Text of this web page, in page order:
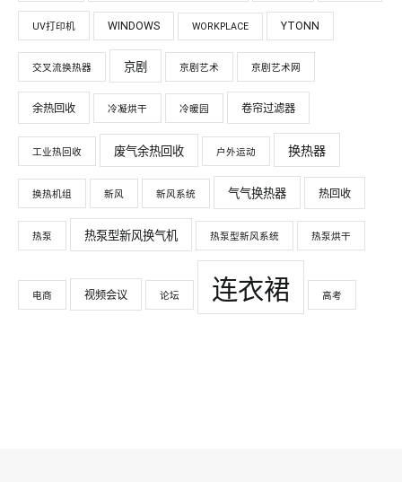
UV打印机 WINDOWS WORKPLACE YTONN
交叉流换热器 京剧 京剧艺术 京剧艺术网
余热回收 冷凝烘干 冷暖园 卷帘过滤器
工业热回收 废气余热回收 户外运动 换热器
换热机组 新风 新风系统 气气换热器 热回收
热泵 热泵型新风换气机 热泵型新风系统 热泵烘干
电商 视频会议 论坛 连衣裙 高考